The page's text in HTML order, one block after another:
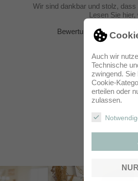
Auch wir
Technische
zwingend.
Cookie-
erteilen oder
zulassen.
Wir sind dankbar und stolz, dass
Lesen Sie
Bewertungen Geprüfter